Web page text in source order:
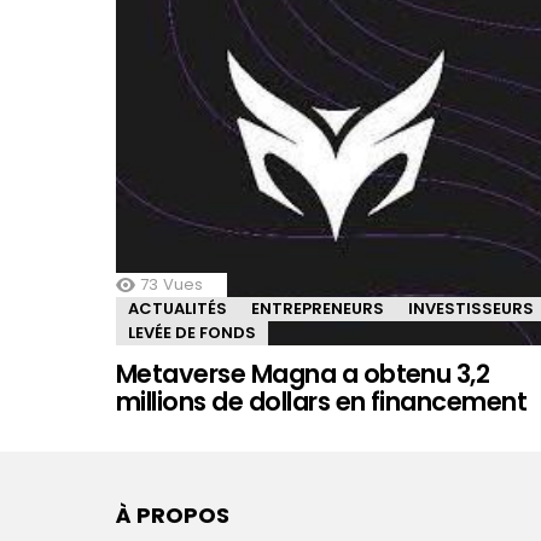
73 Vues
ACTUALITÉS
ENTREPRENEURS
INVESTISSEURS
LEVÉE DE FONDS
Metaverse Magna a obtenu 3,2
millions de dollars en financement
À PROPOS